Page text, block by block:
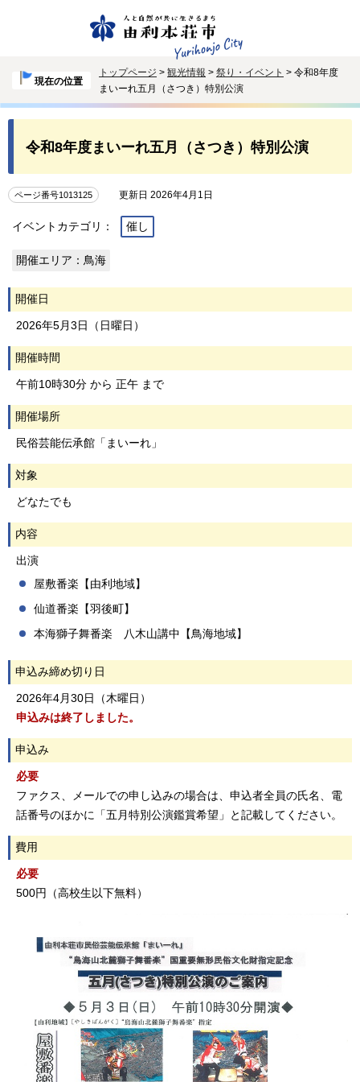
現在の位置
トップページ > 観光情報 > 祭り・イベント > 令和8年度
まいーれ五月（さつき）特別公演
令和8年度まいーれ五月（さつき）特別公演
ページ番号1013125 更新日 2026年4月1日
イベントカテゴリ： 催し
開催エリア：鳥海
開催日
2026年5月3日（日曜日）
開催時間
午前10時30分 から 正午 まで
開催場所
民俗芸能伝承館「まいーれ」
対象
どなたでも
内容
出演
屋敷番楽【由利地域】
仙道番楽【羽後町】
本海獅子舞番楽 八木山講中【鳥海地域】
申込み締め切り日
2026年4月30日（木曜日）
申込みは終了しました。
申込み
必要
ファクス、メールでの申し込みの場合は、申込者全員の氏名、電
話番号のほかに「五月特別公演鑑賞希望」と記載してください。
費用
必要
500円（高校生以下無料）